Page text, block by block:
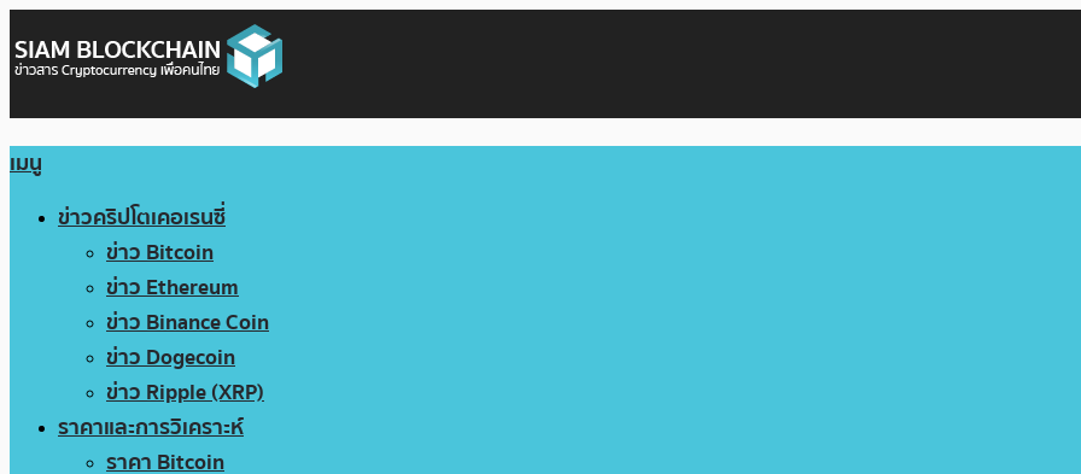
เมนู
ข่าวคริปโตเคอเรนซี่
ข่าว Bitcoin
ข่าว Ethereum
ข่าว Binance Coin
ข่าว Dogecoin
ข่าว Ripple (XRP)
ราคาและการวิเคราะห์
ราคา Bitcoin